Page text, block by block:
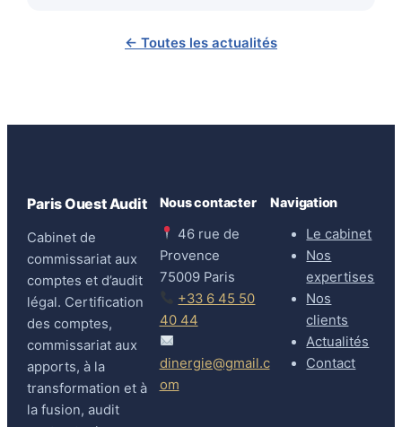
← Toutes les actualités
Paris Ouest Audit
Cabinet de
commissariat aux
comptes et d’audit
légal. Certification
des comptes,
commissariat aux
apports, à la
transformation et à
la fusion, audit
Nous contacter
46 rue de
Provence
75009 Paris
+33 6 45 50
40 44
dinergie@gmail.c
om
Navigation
Le cabinet
Nos
expertises
Nos
clients
Actualités
Contact